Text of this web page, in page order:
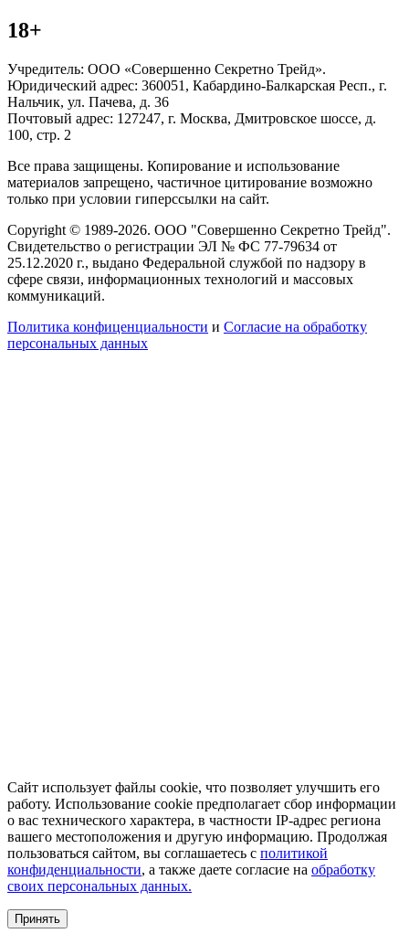
18+
Учредитель: ООО «Совершенно Секретно Трейд».
Юридический адрес: 360051, Кабардино-Балкарская Респ., г.
Нальчик, ул. Пачева, д. 36
Почтовый адрес: 127247, г. Москва, Дмитровское шоссе, д.
100, стр. 2
Все права защищены. Копирование и использование
материалов запрещено, частичное цитирование возможно
только при условии гиперссылки на сайт.
Copyright © 1989-2026. ООО "Совершенно Секретно Трейд".
Свидетельство о регистрации ЭЛ № ФС 77-79634 от
25.12.2020 г., выдано Федеральной службой по надзору в
сфере связи, информационных технологий и массовых
коммуникаций.
Политика конфиценциальности и Согласие на обработку
персональных данных
Сайт использует файлы cookie, что позволяет улучшить его
работу. Использование cookie предполагает сбор информации
о вас технического характера, в частности IP-адрес региона
вашего местоположения и другую информацию. Продолжая
пользоваться сайтом, вы соглашаетесь с политикой
конфиденциальности, а также даете согласие на обработку
своих персональных данных.
Принять